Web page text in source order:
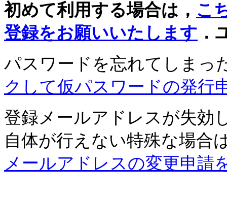
初めて利用する場合は， こ
登録をお願いいたします ．
パスワードを忘れてしまっ
クして仮パスワードの発行
登録メールアドレスが失効
自体が行えない特殊な場合
メールアドレスの変更申請